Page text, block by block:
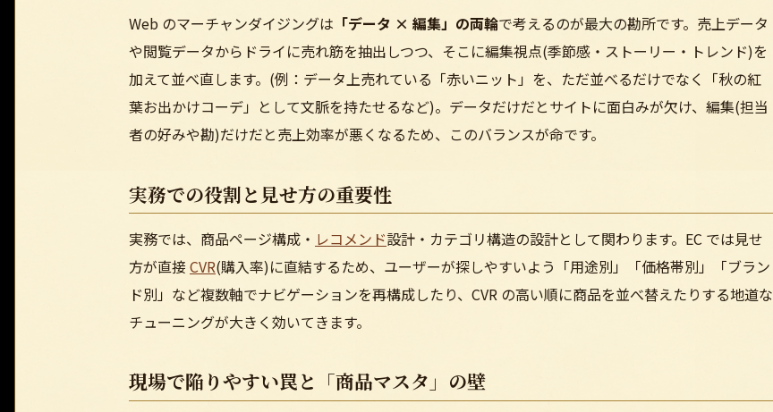
Web のマーチャンダイジングは 「データ × 編集」の両輪で考えるのが最大の勘所です。売上データ
や閲覧データからドライに売れ筋を抽出しつつ、そこに編集視点(季節感・ストーリー・トレンド)を
加えて並べ直します。(例：データ上売れている「赤いニット」を、ただ並べるだけでなく「秋の紅
葉お出かけコーデ」として文脈を持たせるなど)。データだけだとサイトに面白みが欠け、編集(担当
者の好みや勘)だけだと売上効率が悪くなるため、このバランスが命です。
実務での役割と見せ方の重要性
実務では、商品ページ構成・ レコメンド設計・カテゴリ構造の設計として関わります。EC では見せ
方が直接 CVR(購入率)に直結するため、ユーザーが探しやすいよう「用途別」「価格帯別」「ブラン
ド別」など複数軸でナビゲーションを再構成したり、CVR の高い順に商品を並べ替えたりする地道な
チューニングが大きく効いてきます。
現場で陥りやすい罠と「商品マスタ」の壁